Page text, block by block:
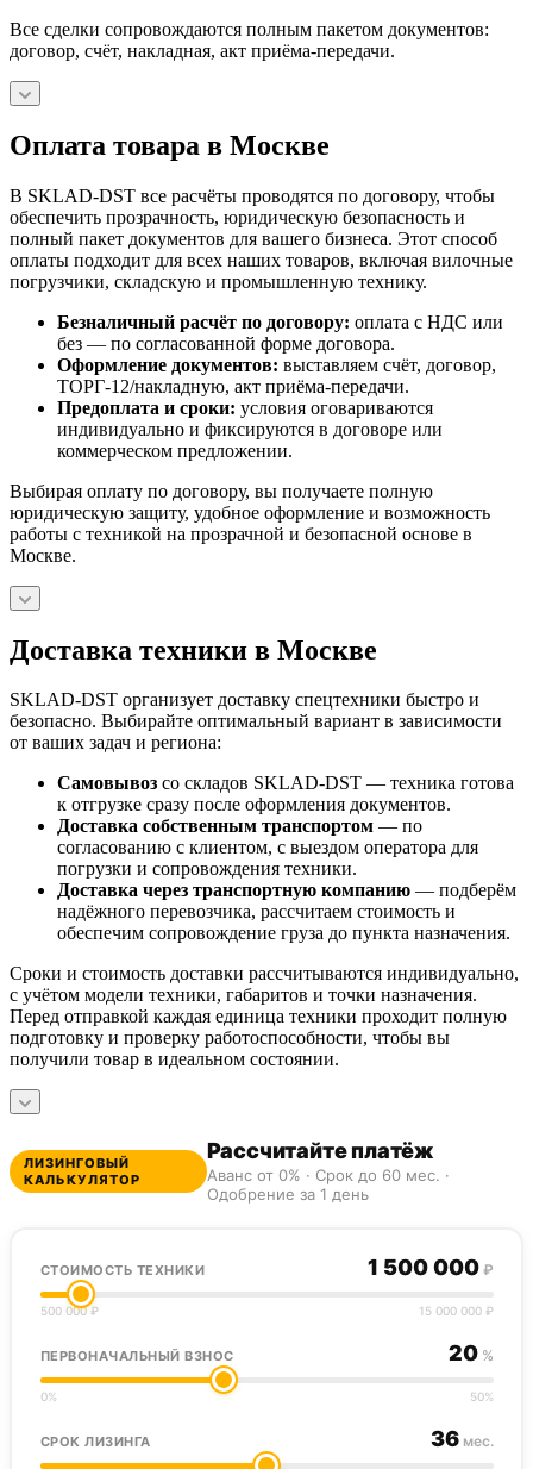
Все сделки сопровождаются полным пакетом документов:
договор, счёт, накладная, акт приёма-передачи.
Оплата товара в Москве
В SKLAD-DST все расчёты проводятся по договору, чтобы
обеспечить прозрачность, юридическую безопасность и
полный пакет документов для вашего бизнеса. Этот способ
оплаты подходит для всех наших товаров, включая вилочные
погрузчики, складскую и промышленную технику.
Безналичный расчёт по договору: оплата с НДС или
без — по согласованной форме договора.
Оформление документов: выставляем счёт, договор,
ТОРГ-12/накладную, акт приёма-передачи.
Предоплата и сроки: условия оговариваются
индивидуально и фиксируются в договоре или
коммерческом предложении.
Выбирая оплату по договору, вы получаете полную
юридическую защиту, удобное оформление и возможность
работы с техникой на прозрачной и безопасной основе в
Москве.
Доставка техники в Москве
SKLAD-DST организует доставку спецтехники быстро и
безопасно. Выбирайте оптимальный вариант в зависимости
от ваших задач и региона:
Самовывоз со складов SKLAD-DST — техника готова
к отгрузке сразу после оформления документов.
Доставка собственным транспортом — по
согласованию с клиентом, с выездом оператора для
погрузки и сопровождения техники.
Доставка через транспортную компанию — подберём
надёжного перевозчика, рассчитаем стоимость и
обеспечим сопровождение груза до пункта назначения.
Сроки и стоимость доставки рассчитываются индивидуально,
с учётом модели техники, габаритов и точки назначения.
Перед отправкой каждая единица техники проходит полную
подготовку и проверку работоспособности, чтобы вы
получили товар в идеальном состоянии.
ЛИЗИНГОВЫЙ
КАЛЬКУЛЯТОР
Рассчитайте платёж
Аванс от 0% · Срок до 60 мес. ·
Одобрение за 1 день
СТОИМОСТЬ ТЕХНИКИ 1 500 000 ₽
500 000 ₽ 15 000 000 ₽
ПЕРВОНАЧАЛЬНЫЙ ВЗНОС 20 %
0% 50%
СРОК ЛИЗИНГА 36 мес.